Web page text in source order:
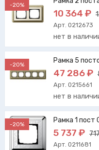
-20%
10 364 ₽
Арт. 0212673
нет в
-20% Рамка 5
47 286 ₽
Арт. 0215661
нет в
-20% Рамка 1 пост
5 737 ₽
Арт. 0211681